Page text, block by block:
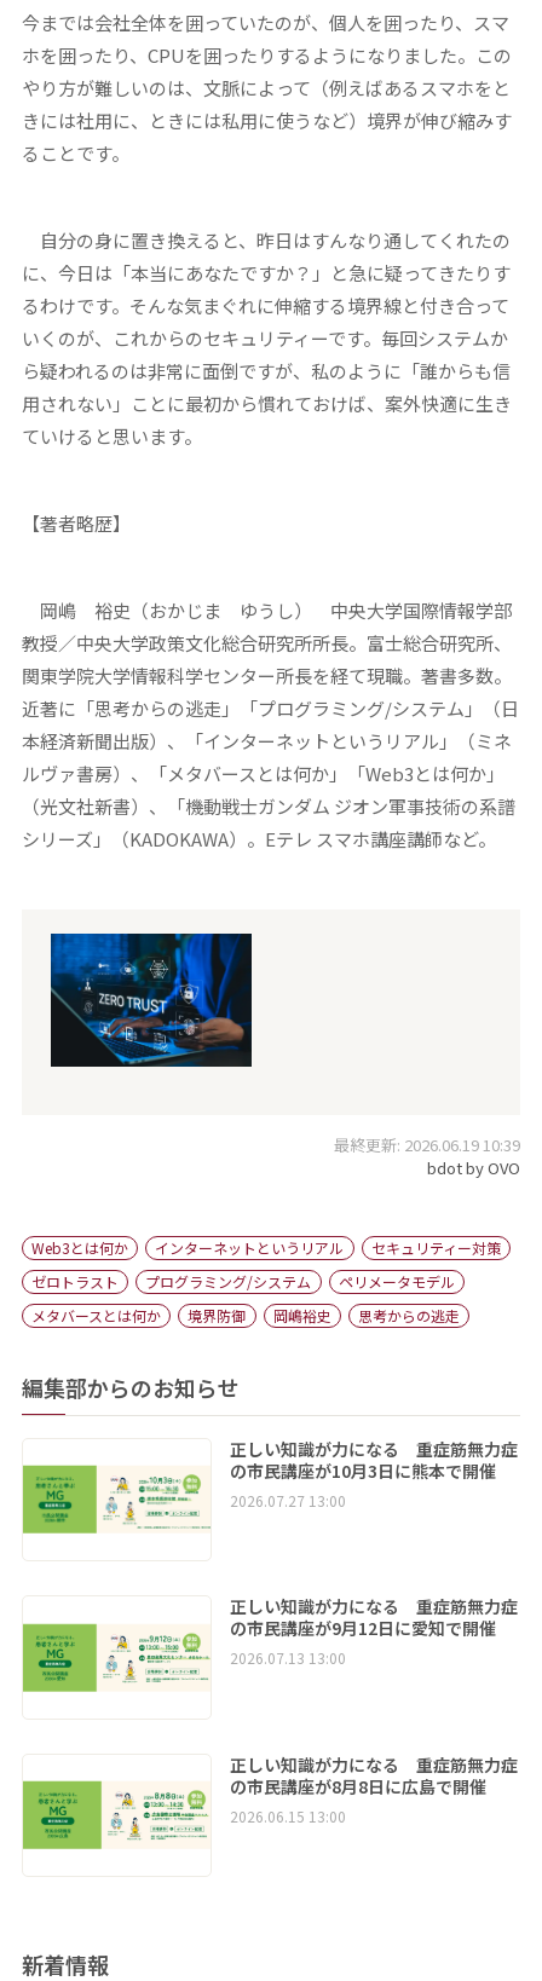
今までは会社全体を囲っていたのが、個人を囲ったり、スマ
ホを囲ったり、CPUを囲ったりするようになりました。この
やり方が難しいのは、文脈によって（例えばあるスマホをと
きには社用に、ときには私用に使うなど）境界が伸び縮みす
ることです。
自分の身に置き換えると、昨日はすんなり通してくれたの
に、今日は「本当にあなたですか？」と急に疑ってきたりす
るわけです。そんな気まぐれに伸縮する境界線と付き合って
いくのが、これからのセキュリティーです。毎回システムか
ら疑われるのは非常に面倒ですが、私のように「誰からも信
用されない」ことに最初から慣れておけば、案外快適に生き
ていけると思います。
【著者略歴】
岡嶋 裕史（おかじま ゆうし） 中央大学国際情報学部
教授／中央大学政策文化総合研究所所長。富士総合研究所、
関東学院大学情報科学センター所長を経て現職。著書多数。
近著に「思考からの逃走」「プログラミング/システム」（日
本経済新聞出版）、「インターネットというリアル」（ミネ
ルヴァ書房）、「メタバースとは何か」「Web3とは何か」
（光文社新書）、「機動戦士ガンダム ジオン軍事技術の系譜
シリーズ」（KADOKAWA）。Eテレ スマホ講座講師など。
最終更新: 2026.06.19 10:39
bdot by OVO
Web3とは何か インターネットというリアル
セキュリティー対策
ゼロトラスト
プログラミング/システム
ペリメータモデル
メタバースとは何か
境界防御 岡嶋裕史 思考からの逃走
編集部からのお知らせ
正しい知識が力になる 重症筋無力症
の市民講座が10月3日に熊本で開催
2026.07.27 13:00
正しい知識が力になる 重症筋無力症
の市民講座が9月12日に愛知で開催
2026.07.13 13:00
正しい知識が力になる 重症筋無力症
の市民講座が8月8日に広島で開催
2026.06.15 13:00
新着情報